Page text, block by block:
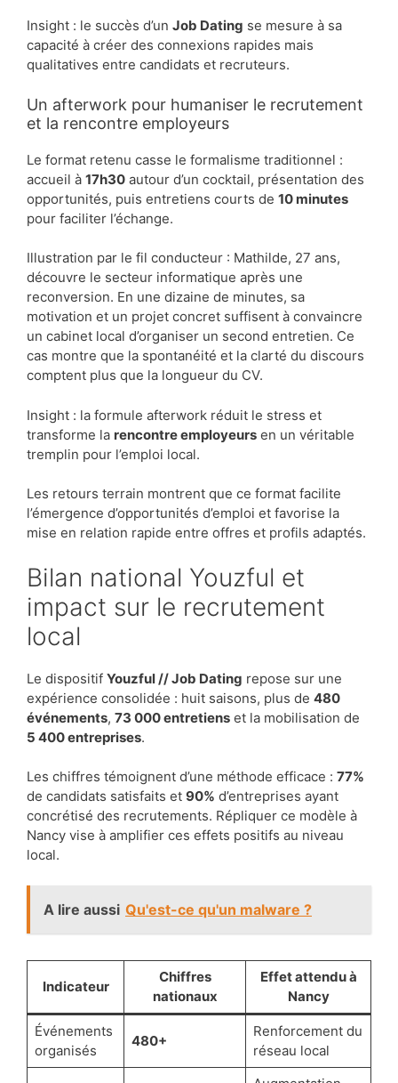
Insight : le succès d’un Job Dating se mesure à sa
capacité à créer des connexions rapides mais
qualitatives entre candidats et recruteurs.
Un afterwork pour humaniser le recrutement
et la rencontre employeurs
Le format retenu casse le formalisme traditionnel :
accueil à 17h30 autour d’un cocktail, présentation des
opportunités, puis entretiens courts de 10 minutes
pour faciliter l’échange.
Illustration par le fil conducteur : Mathilde, 27 ans,
découvre le secteur informatique après une
reconversion. En une dizaine de minutes, sa
motivation et un projet concret suffisent à convaincre
un cabinet local d’organiser un second entretien. Ce
cas montre que la spontanéité et la clarté du discours
comptent plus que la longueur du CV.
Insight : la formule afterwork réduit le stress et
transforme la rencontre employeurs en un véritable
tremplin pour l’emploi local.
Les retours terrain montrent que ce format facilite
l’émergence d’opportunités d’emploi et favorise la
mise en relation rapide entre offres et profils adaptés.
Bilan national Youzful et
impact sur le recrutement
local
Le dispositif Youzful // Job Dating repose sur une
expérience consolidée : huit saisons, plus de 480
événements, 73 000 entretiens et la mobilisation de
5 400 entreprises.
Les chiffres témoignent d’une méthode efficace : 77%
de candidats satisfaits et 90% d’entreprises ayant
concrétisé des recrutements. Répliquer ce modèle à
Nancy vise à amplifier ces effets positifs au niveau
local.
A lire aussi Qu'est-ce qu'un malware ?
Indicateur
Chiffres
nationaux
Effet attendu à
Nancy
Événements
organisés
480+
Renforcement du
réseau local